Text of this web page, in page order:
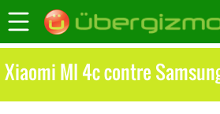
Xiaomi MI 4c contre